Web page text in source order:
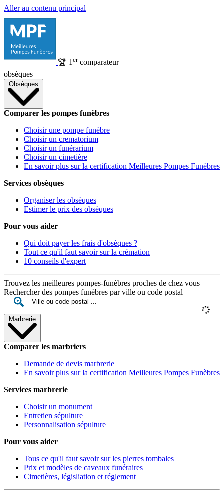
Aller au contenu principal
🏆 1 ercomparateur
obsèques
Obsèques
Comparer les pompes funèbres
Choisir une pompe funèbre
Choisir un crematorium
Choisir un funérarium
Choisir un cimetière
En savoir plus sur la certification Meilleures Pompes Funèbres
Services obsèques
Organiser les obsèques
Estimer le prix des obsèques
Pour vous aider
Qui doit payer les frais d'obsèques ?
Tout ce qu'il faut savoir sur la crémation
10 conseils d'expert
Trouvez les meilleures pompes-funèbres proches de chez vous
Rechercher des pompes funèbres par ville ou code postal
Marbrerie
Comparer les marbriers
Demande de devis marbrerie
En savoir plus sur la certification Meilleures Pompes Funèbres
Services marbrerie
Choisir un monument
Entretien sépulture
Personnalisation sépulture
Pour vous aider
Tous ce qu'il faut savoir sur les pierres tombales
Prix et modèles de caveaux funéraires
Cimetières, législiation et réglement